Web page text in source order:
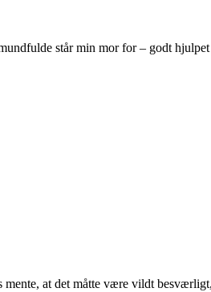
står min mor for – godt
at det måtte være vildt